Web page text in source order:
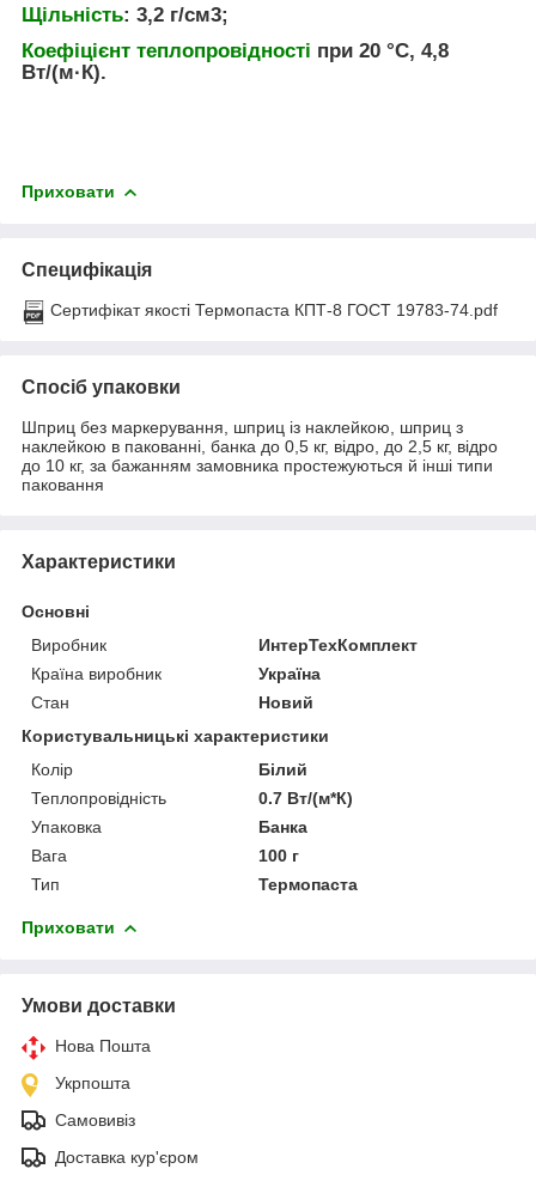
Щільність: 3,2 г/см3;
Коефіцієнт теплопровідності при 20 °C, 4,8
Вт/(м·К).
Приховати
Специфікація
Сертифікат якості Термопаста КПТ-8 ГОСТ 19783-74.pdf
Спосіб упаковки
Шприц без маркерування, шприц із наклейкою, шприц з
наклейкою в пакованні, банка до 0,5 кг, відро, до 2,5 кг, відро
до 10 кг, за бажанням замовника простежуються й інші типи
паковання
Характеристики
Основні
Виробник
ИнтерТехКомплект
Країна виробник
Україна
Стан
Новий
Користувальницькі характеристики
Колір
Білий
Теплопровідність
0.7 Вт/(м*К)
Упаковка
Банка
Вага
100 г
Тип
Термопаста
Приховати
Умови доставки
Нова Пошта
Укрпошта
Самовивіз
Доставка кур'єром